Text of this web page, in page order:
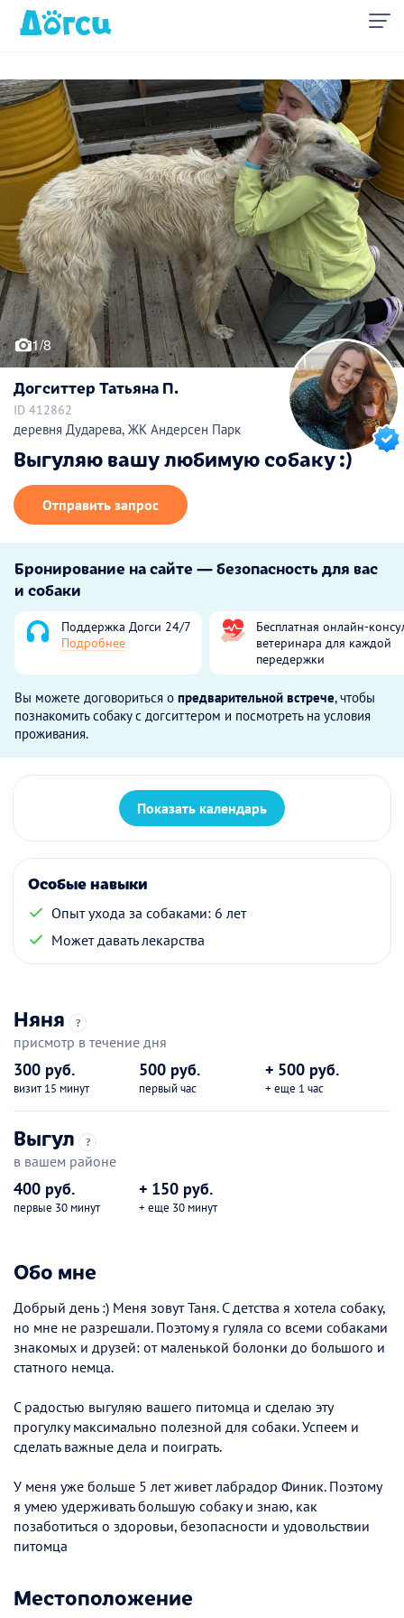
1/8
Догситтер Татьяна П.
ID 412862
деревня Дударева, ЖК Андерсен Парк
Выгуляю вашу любимую собаку :)
Отправить запрос
Бронирование на сайте — безопасность для вас
и собаки
Поддержка Догси 24/7
Подробнее
Бесплатная онлайн-
ветеринара для каждой
передержки
Вы можете договориться о предварительной встрече, чтобы
познакомить собаку с догситтером и посмотреть на условия
проживания.
Показать календарь
Особые навыки
Опыт ухода за собаками: 6 лет
Может давать лекарства
Няня ?
присмотр в течение дня
300 руб.
визит 15 минут
500 руб.
первый час
+ 500 руб.
+ еще 1 час
Выгул ?
в вашем районе
400 руб.
первые 30 минут
+ 150 руб.
+ еще 30 минут
Обо мне
Добрый день :) Меня зовут Таня. С детства я хотела собаку,
но мне не разрешали. Поэтому я гуляла со всеми собаками
знакомых и друзей: от маленькой болонки до большого и
статного немца.
С радостью выгуляю вашего питомца и сделаю эту
прогулку максимально полезной для собаки. Успеем и
сделать важные дела и поиграть.
У меня уже больше 5 лет живет лабрадор Финик. Поэтому
я умею удерживать большую собаку и знаю, как
позаботиться о здоровьи, безопасности и удовольствии
питомца
Местоположение